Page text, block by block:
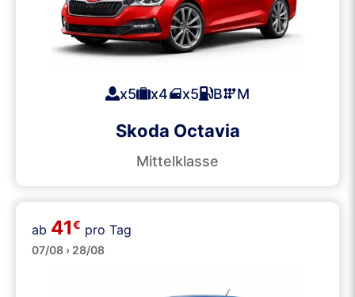
x5 x4 x5 B M
Skoda Octavia
Mittelklasse
Große
ab 41€ pro Tag
07/08 › 28/08